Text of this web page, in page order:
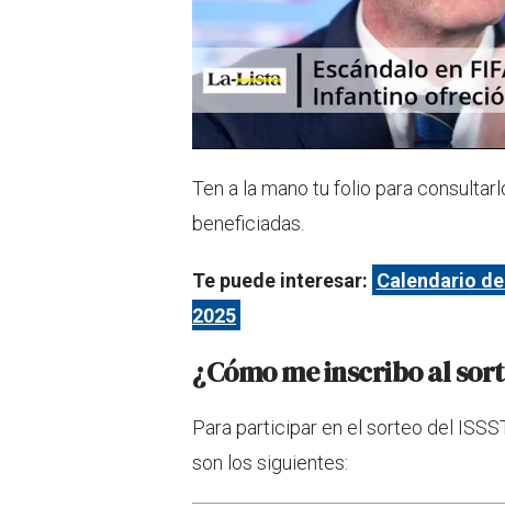
Ten a la mano tu folio para
beneficiadas.
Te puede interesar: Calendario
2025
¿Cómo me inscribo al
Para participar en el sorteo del
son los siguientes: